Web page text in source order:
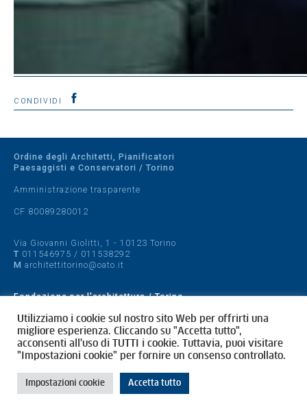
CONDIVIDI
Ordine degli Architetti, Pianificatori
Paesaggisti e Conservatori / Torino
Amministrazione trasparente
CF 80089280012
Via Giovanni Giolitti, 1 - 10123 Torino
T 011546975 / 011538292
M architettitorino@oato.it
Fondazione per l'architettura / Torino
Designed by quattrolinee.it
Cookie Policy
Privacy Policy
Utilizziamo i cookie sul nostro sito Web per offrirti una
migliore esperienza. Cliccando su "Accetta tutto",
acconsenti all'uso di TUTTI i cookie. Tuttavia, puoi visitare
"Impostazioni cookie" per fornire un consenso controllato.
Impostazioni cookie Accetta tutto